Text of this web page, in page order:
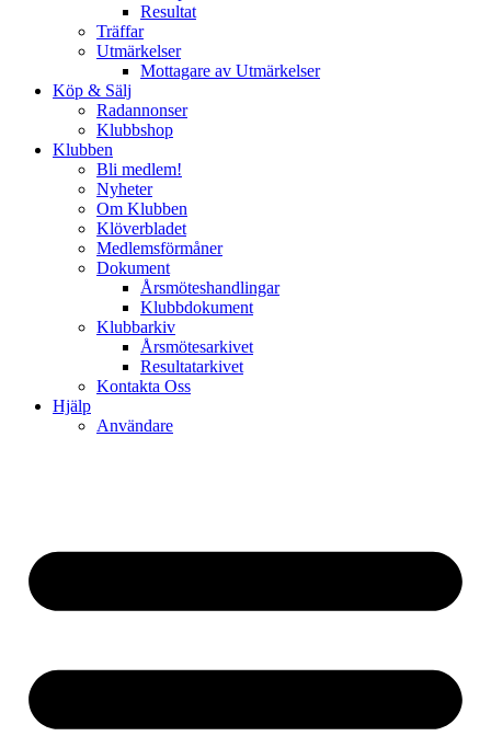
Resultat
Träffar
Utmärkelser
Mottagare av Utmärkelser
Köp & Sälj
Radannonser
Klubbshop
Klubben
Bli medlem!
Nyheter
Om Klubben
Klöverbladet
Medlemsförmåner
Dokument
Årsmöteshandlingar
Klubbdokument
Klubbarkiv
Årsmötesarkivet
Resultatarkivet
Kontakta Oss
Hjälp
Användare